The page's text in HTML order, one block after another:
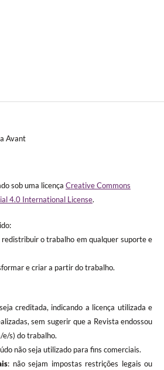
Avant
sob uma licença Creative Commons
4.0 International License.
redistribuir o trabalho em qualquer suporte e
e criar a partir do trabalho.
creditada, indicando a licença utilizada e
sem sugerir que a Revista endossou
e/s) do trabalho.
não seja utilizado para fins comerciais.
: não sejam impostas restrições legais ou